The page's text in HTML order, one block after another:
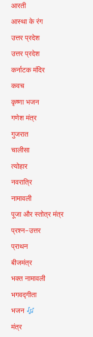
आरती
आस्था के रंग
उत्तर प्रदेश
उत्तर प्रदेश
कर्नाटक मंदिर
कवच
कृष्णा भजन
गणेश मंत्र
गुजरात
चालीसा
त्योहार
नवरात्रि
नामावली
पूजा और स्तोत्र मंत्र
प्रश्न-उत्तर
प्राथन
बीजमंत्र
भक्त नामावली
भगवद्गीता
भजन
मंत्र